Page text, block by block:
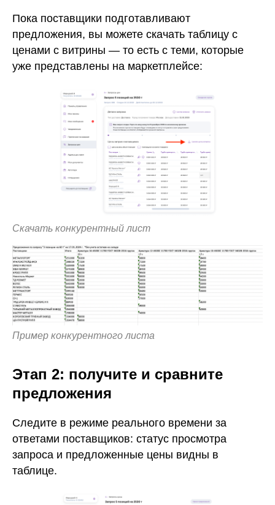
Пока поставщики подготавливают
предложения, вы можете скачать таблицу с
ценами с витрины — то есть с теми, которые
уже представлены на маркетплейсе:
Скачать конкурентный лист
Пример конкурентного листа
Этап 2: получите и сравните
предложения
Следите в режиме реального времени за
ответами поставщиков: статус просмотра
запроса и предложенные цены видны в
таблице.